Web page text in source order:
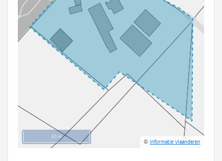
Aanmelden
50 m
©Informatie Vlaanderen